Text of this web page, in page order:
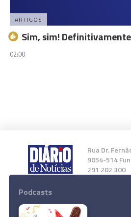
ARTIGOS
Sim, sim!
02:00
Rua Dr.
9054-514
291 202 300
Instale a nossa
Podcasts